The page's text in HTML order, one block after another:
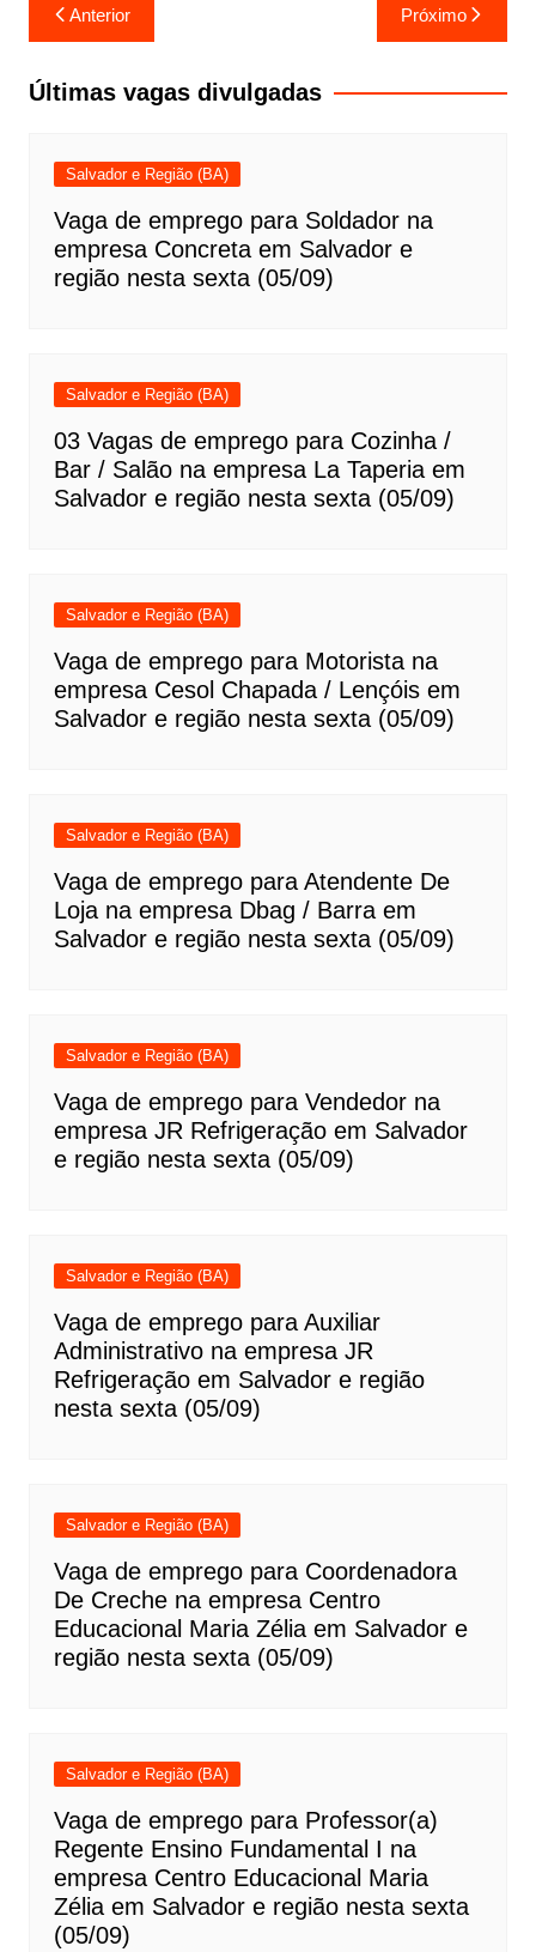
de
Post
Anterior Próximo
Últimas vagas divulgadas
Salvador e Região (BA)
Vaga de emprego para Soldador na
empresa Concreta em Salvador e
região nesta sexta (05/09)
Salvador e Região (BA)
03 Vagas de emprego para Cozinha /
Bar / Salão na empresa La Taperia em
Salvador e região nesta sexta (05/09)
Salvador e Região (BA)
Vaga de emprego para Motorista na
empresa Cesol Chapada / Lençóis em
Salvador e região nesta sexta (05/09)
Salvador e Região (BA)
Vaga de emprego para Atendente De
Loja na empresa Dbag / Barra em
Salvador e região nesta sexta (05/09)
Salvador e Região (BA)
Vaga de emprego para Vendedor na
empresa JR Refrigeração em Salvador
e região nesta sexta (05/09)
Salvador e Região (BA)
Vaga de emprego para Auxiliar
Administrativo na empresa JR
Refrigeração em Salvador e região
nesta sexta (05/09)
Salvador e Região (BA)
Vaga de emprego para Coordenadora
De Creche na empresa Centro
Educacional Maria Zélia em Salvador e
região nesta sexta (05/09)
Salvador e Região (BA)
Vaga de emprego para Professor(a)
Regente Ensino Fundamental I na
empresa Centro Educacional Maria
Zélia em Salvador e região nesta sexta
(05/09)